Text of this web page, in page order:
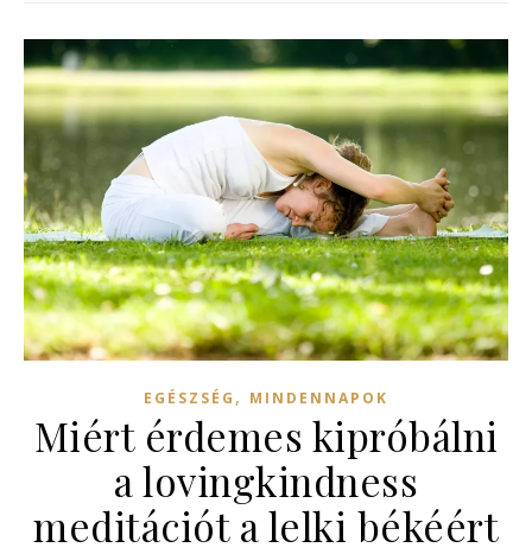
EGÉSZSÉG , MINDENNAPOK
Miért érdemes kipróbálni
a lovingkindness
meditációt a lelki békéért